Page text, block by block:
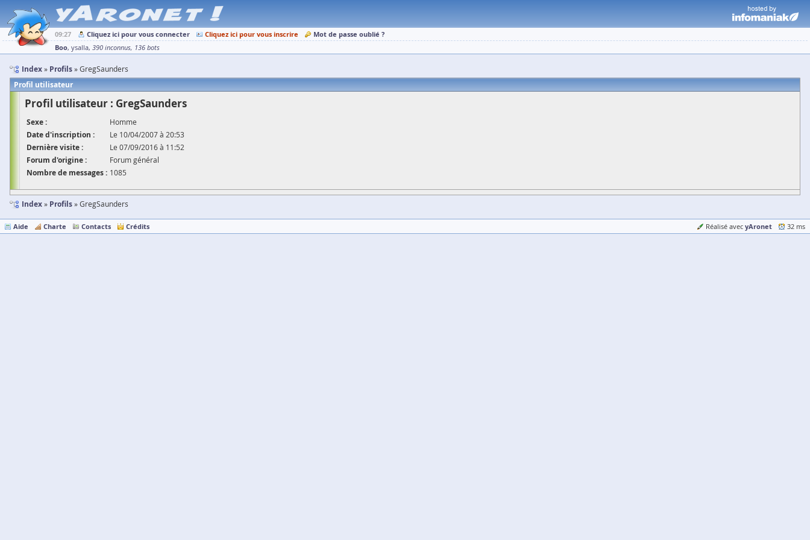
09:27 Cliquez ici pour vous connecter Cliquez ici pour vous inscrire
Mot de passe oublié ?
Boo ysalla 390 inconnus 136 bots
Index Profils GregSaunders
Profil utilisateur
Profil utilisateur : GregSaunders
Sexe : Homme
Date d'inscription : Le 10/04/2007 à 20:53
Dernière visite : Le 07/09/2016 à 11:52
Forum d'origine : Forum général
Nombre de messages : 1085
Index Profils GregSaunders
Aide Charte Contacts Crédits Réalisé avec yAronet 32 ms